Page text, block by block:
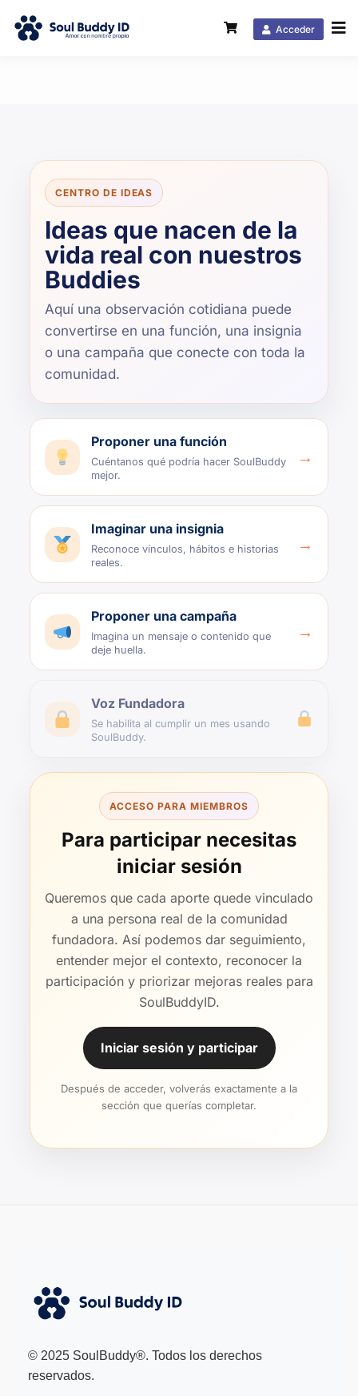
Acceder
CENTRO DE IDEAS
Ideas que nacen de la
vida real con nuestros
Buddies
Aquí una observación cotidiana puede
convertirse en una función, una insignia
o una campaña que conecte con toda la
comunidad.
Proponer una función
Cuéntanos qué podría hacer SoulBuddy
mejor.
→
Imaginar una insignia
Reconoce vínculos, hábitos e historias
reales.
→
Proponer una campaña
Imagina un mensaje o contenido que
deje huella.
→
Voz Fundadora
Se habilita al cumplir un mes usando
SoulBuddy.
ACCESO PARA MIEMBROS
Para participar necesitas
iniciar sesión
Queremos que cada aporte quede vinculado
a una persona real de la comunidad
fundadora. Así podemos dar seguimiento,
entender mejor el contexto, reconocer la
participación y priorizar mejoras reales para
SoulBuddyID.
Iniciar sesión y participar
Después de acceder, volverás exactamente a la
sección que querías completar.
© 2025 SoulBuddy®. Todos los derechos
reservados.